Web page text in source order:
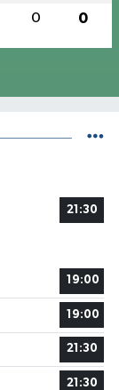
0 0
21:30
19:00
19:00
21:30
21:30